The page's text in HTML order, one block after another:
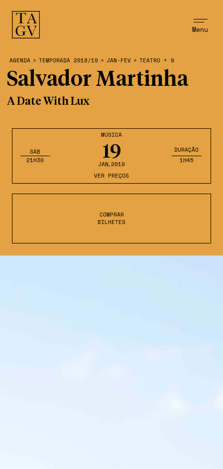
Menu
MÚSICA
19
JAN,2019
SÁB
21H30
DURAÇÃO
1H45
VER PREÇOS
COMPRAR
BILHETES
AGENDA > TEMPORADA 2018/19 > JAN-FEV > TEATRO + 9
Salvador Martinha
A Date With Lux